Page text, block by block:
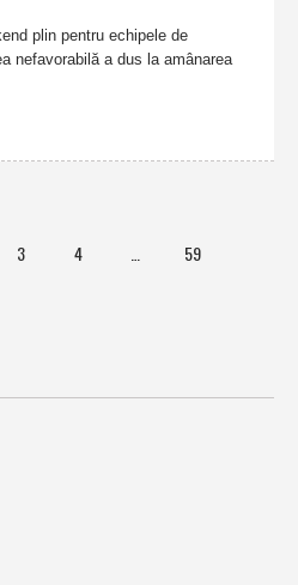
plin pentru echipele de
nefavorabilă a dus la amânarea
3 4
59